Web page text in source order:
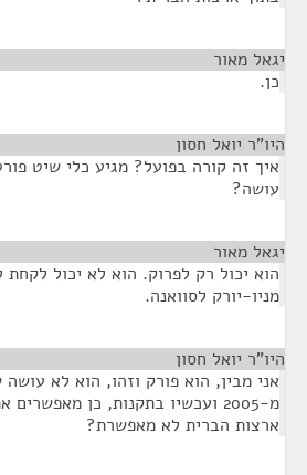
יגאל מאור
כן.
היו"ר יואל חסון
איך זה קורה בפועל? מגיע כלי שיט
עושה?
יגאל מאור
הוא יכול רק לפרוק. הוא לא יכול
מניו-יורק לסוואנה.
היו"ר יואל חסון
אני מבין, הוא פורק וזהו, הוא לא עושה
מ-2005 ועכשיו בתקנות, כן
ארצות הברית לא מאפשרת?